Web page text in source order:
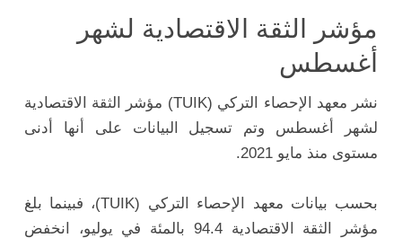
مؤشر الثقة الاقتصادية لشهر
أغسطس
نشر معهد الإحصاء التركي (TUIK) مؤشر الثقة الاقتصادية
لشهر أغسطس وتم تسجيل البيانات على أنها أدنى
مستوى منذ مايو 2021.
بحسب بيانات معهد الإحصاء التركي (TUIK)، فبينما بلغ
مؤشر الثقة الاقتصادية 94.4 بالمئة في يوليو، انخفض